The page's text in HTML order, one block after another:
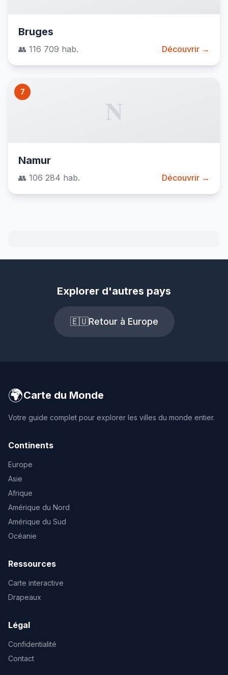
Bruges
👥 116 709 hab. Découvrir →
7
N
Namur
👥 106 284 hab. Découvrir →
Explorer d'autres pays
🇪🇺Retour à Europe
🌍Carte du Monde
Votre guide complet pour explorer les villes du monde entier.
Continents
Europe
Asie
Afrique
Amérique du Nord
Amérique du Sud
Océanie
Ressources
Carte interactive
Drapeaux
Légal
Confidentialité
Contact